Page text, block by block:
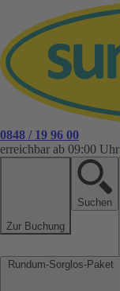
0848 / 19 96 00
erreichbar ab 09:00 Uhr
Zur Buchung
Suchen